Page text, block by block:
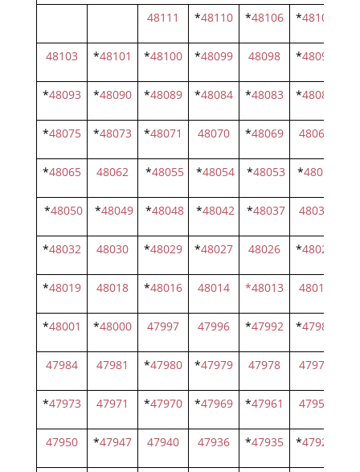
48111
*48110 *48106 *48105
48103 *48101 *48100 *48099 48098 *48096
*48093 *48090 *48089 *48084 *48083 *48082
*48075 *48073 *48071 48070 *48069 48068
*48065 48062 *48055 *48054 *48053 *48052
*48050 *48049 *48048 *48042 *48037 48035
*48032 48030 *48029 *48027 48026 *48025
*48019 48018 *48016 48014 *48013 48011
*48001 *48000 47997 47996 *47992 *47987
47984 47981 *47980 *47979 47978 47977
*47973 47971 *47970 *47969 *47961 47955
47950 *47947 47940 47936 *47935 *47927